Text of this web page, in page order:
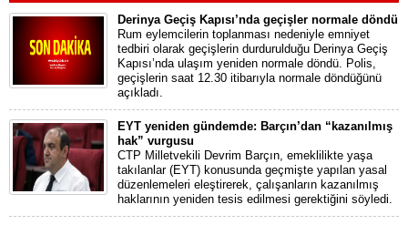
Derinya Geçiş Kapısı’nda geçişler normale döndü
Rum eylemcilerin toplanması nedeniyle emniyet
tedbiri olarak geçişlerin durdurulduğu Derinya Geçiş
Kapısı’nda ulaşım yeniden normale döndü. Polis,
geçişlerin saat 12.30 itibarıyla normale döndüğünü
açıkladı.
EYT yeniden gündemde: Barçın’dan “kazanılmış
hak” vurgusu
CTP Milletvekili Devrim Barçın, emeklilikte yaşa
takılanlar (EYT) konusunda geçmişte yapılan yasal
düzenlemeleri eleştirerek, çalışanların kazanılmış
haklarının yeniden tesis edilmesi gerektiğini söyledi.